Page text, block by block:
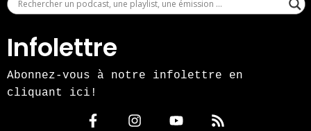
Infolettre
Abonnez-vous à notre infolettre en
cliquant ici!